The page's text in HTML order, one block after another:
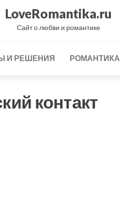
LoveRomantika.ru
Сайт о любви и романтике
И РЕШЕНИЯ РОМАНТИКА
контакт